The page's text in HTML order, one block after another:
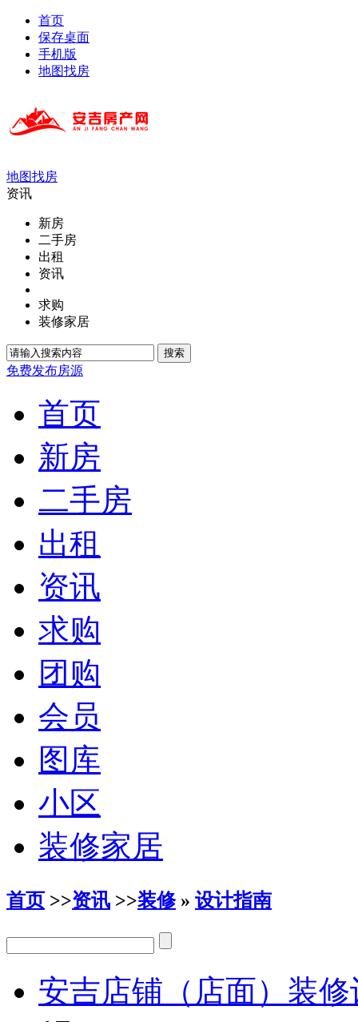
首页
保存桌面
手机版
地图找房
地图找房
资讯
新房
二手房
出租
资讯
求购
装修家居
搜索
免费发布房源
首页
新房
二手房
出租
资讯
求购
团购
会员
图库
小区
装修家居
首页 >>资讯 >>装修» 设计指南
安吉店铺（店面）装